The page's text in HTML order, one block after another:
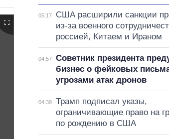
05:17
США расширили санкции
из-за военного
россией, Китаем и Ираном
04:57
Советник президента
бизнес о фейковых
угрозами атак дронов
04:39
Трамп подписал указы,
ограничивающие право на
по рождению в США